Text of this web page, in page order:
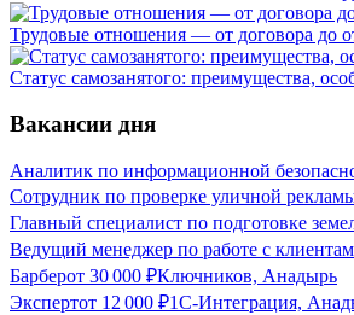
Трудовые отношения — от договора до
Статус самозанятого: преимущества,
Вакансии дня
Аналитик по информационной
Сотрудник по проверке уличной
Главный специалист по подготовке
Ведущий менеджер по работе с
Барберот 30 000 ₽Ключников, Анадырь
Экспертот 12 000 ₽1С-Интеграция,